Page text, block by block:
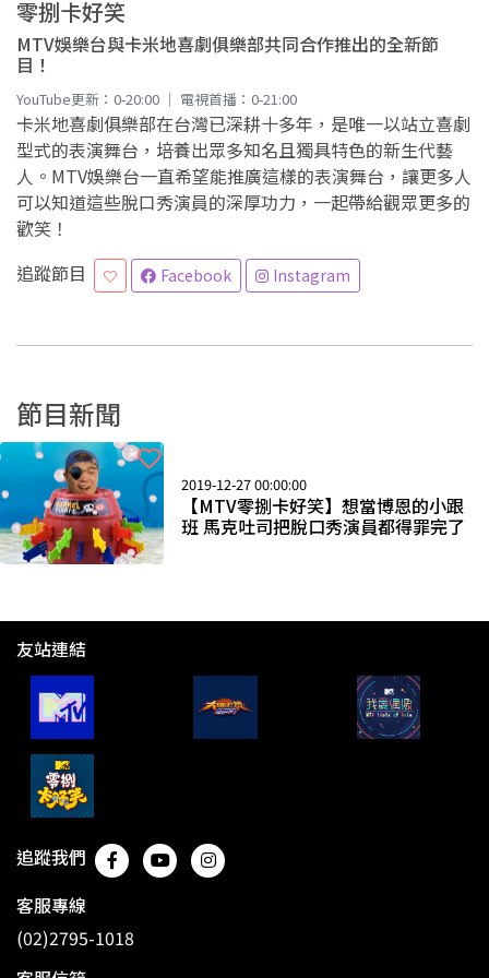
零捌卡好笑
MTV娛樂台與卡米地喜劇俱樂部共同合作推出的全新節
目！
YouTube更新：0-20:00 ｜ 電視首播：0-21:00
卡米地喜劇俱樂部在台灣已深耕十多年，是唯一以站立喜劇
型式的表演舞台，培養出眾多知名且獨具特色的新生代藝
人。MTV娛樂台一直希望能推廣這樣的表演舞台，讓更多人
可以知道這些脫口秀演員的深厚功力，一起帶給觀眾更多的
歡笑！
追蹤節目
Facebook Instagram
節目新聞
2019-12-27 00:00:00
【MTV零捌卡好笑】想當博恩的小跟
班 馬克吐司把脫口秀演員都得罪完了
友站連結
追蹤我們
客服專線
(02)2795-1018